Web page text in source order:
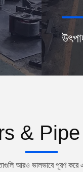
& Pipe
আরও ভালভাবে পূরণ করে